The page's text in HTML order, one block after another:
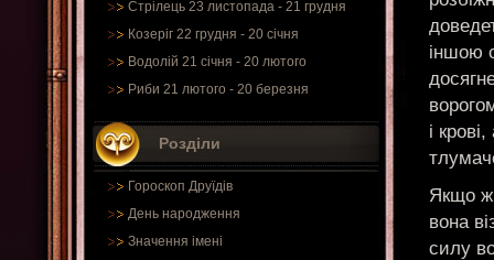
Стрілець 23 листопада - 21 грудня
Козеріг 22 грудня - 20 січня
Водолій 21 січня - 20 лютого
Риби 21 лютого - 20 березня
Розділи
Гороскоп Друїдів
День народження
Значення імені
іншою
і
Якщо
вона
силу